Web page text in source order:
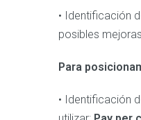
• Identificación
posibles
Para
• Identificación